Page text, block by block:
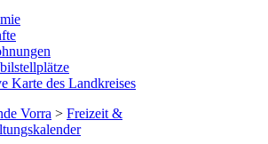
Karte des Landkreises
Vorra > Freizeit &